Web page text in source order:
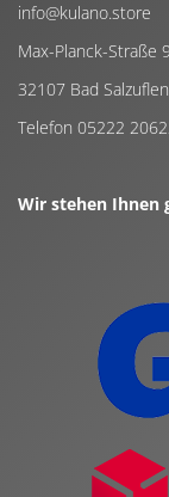
info@kulano.store
Max-Planck-Straße
32107 Bad Salzuflen
Telefon 05222
Wir stehen Ihnen